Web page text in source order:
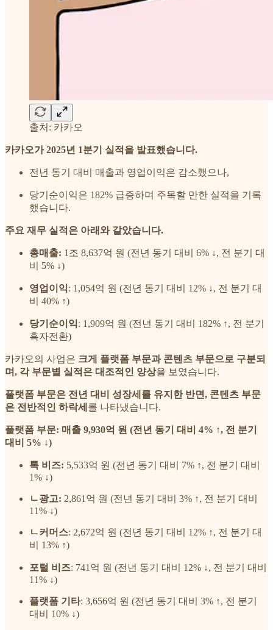
출처: 카카오
카카오가 2025년 1분기 실적을 발표했습니다.
전년 동기 대비 매출과 영업이익은 감소했으나,
당기순이익은 182% 급증하며 주목할 만한 실적을 기록
했습니다.
주요 재무 실적은 아래와 같았습니다.
총매출: 1조 8,637억 원 (전년 동기 대비 6% ↓, 전 분기 대
비 5% ↓)
영업이익: 1,054억 원 (전년 동기 대비 12% ↓, 전 분기 대
비 40% ↑)
당기순이익: 1,909억 원 (전년 동기 대비 182% ↑, 전 분기
흑자전환)
카카오의 사업은 크게 플랫폼 부문과 콘텐츠 부문으로 구분되
며, 각 부문별 실적은 대조적인 양상을 보였습니다.
플랫폼 부문은 전년 대비 성장세를 유지한 반면, 콘텐츠 부문
은 전반적인 하락세 를 나타냈습니다.
플랫폼 부문: 매출 9,930억 원 (전년 동기 대비 4% ↑, 전 분기
대비 5% ↓)
톡 비즈: 5,533억 원 (전년 동기 대비 7% ↑, 전 분기 대비
1% ↓)
ㄴ광고: 2,861억 원 (전년 동기 대비 3% ↑, 전 분기 대비
11% ↓)
ㄴ커머스: 2,672억 원 (전년 동기 대비 12% ↑, 전 분기 대
비 13% ↑)
포털 비즈: 741억 원 (전년 동기 대비 12% ↓, 전 분기 대비
11% ↓)
플랫폼 기타: 3,656억 원 (전년 동기 대비 3% ↑, 전 분기
대비 10% ↓)